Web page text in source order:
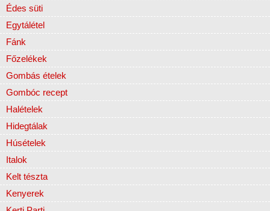
Édes süti
Egytálétel
Fánk
Főzelékek
Gombás ételek
Gombóc recept
Halételek
Hidegtálak
Húsételek
Italok
Kelt tészta
Kenyerek